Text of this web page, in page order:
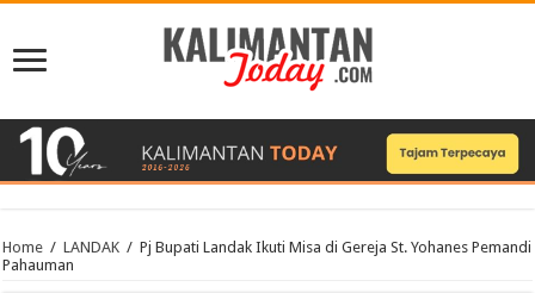
Home / LANDAK / Pj Bupati Landak Ikuti Misa di Gereja St. Yohanes Pemandi
Pahauman